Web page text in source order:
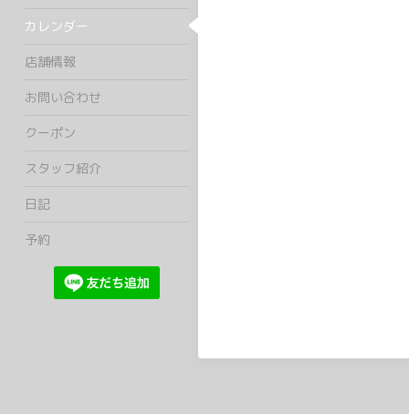
カレンダー
店舗情報
お問い合わせ
クーポン
スタッフ紹介
日記
予約